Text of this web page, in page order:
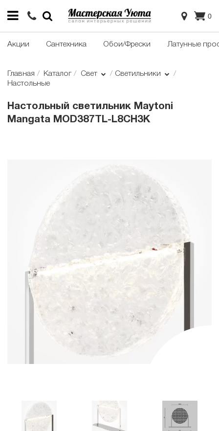
0
Акции Сантехника Обои/Фрески Латунные
Главная Каталог Свет
Светильники
Настольные
Настольный светильник Maytoni
Mangata MOD387TL-L8CH3K